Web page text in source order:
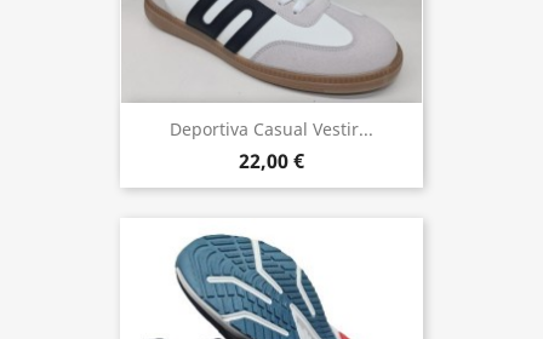
Deportiva Casual Vestir...
22,00 €